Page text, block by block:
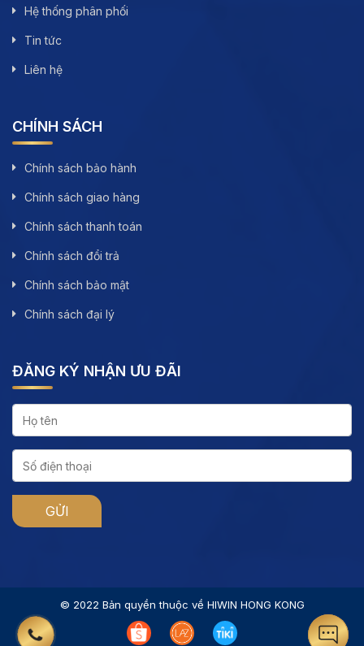
Hệ thống phân phối
Tin tức
Liên hệ
CHÍNH SÁCH
Chính sách bảo hành
Chính sách giao hàng
Chính sách thanh toán
Chính sách đổi trả
Chính sách bảo mật
Chính sách đại lý
ĐĂNG KÝ NHẬN ƯU ĐÃI
© 2022 Bản quyền thuộc về HIWIN HONG KONG